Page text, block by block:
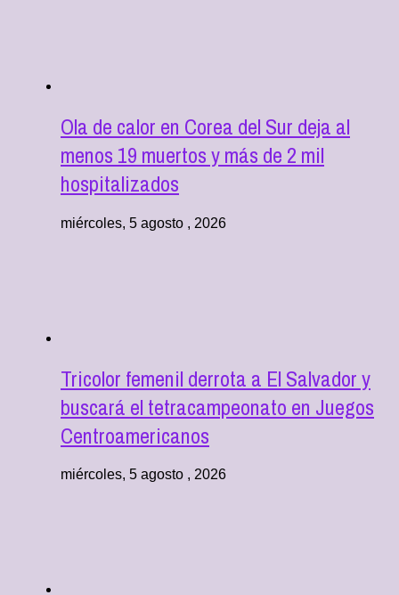
Ola de calor en Corea del Sur deja al
menos 19 muertos y más de 2 mil
hospitalizados
miércoles, 5 agosto , 2026
Tricolor femenil derrota a El Salvador y
buscará el tetracampeonato en Juegos
Centroamericanos
miércoles, 5 agosto , 2026